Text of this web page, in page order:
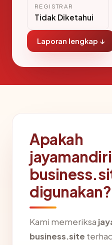
REGISTRAR
Tidak Diketahui
Laporan lengkap ↓
Apakah
digunakan?
Kami memeriksa
business.site